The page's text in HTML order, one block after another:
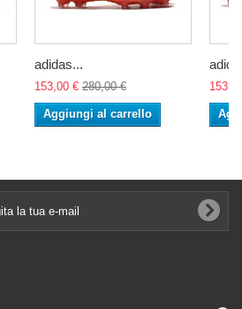
adidas...
153,00 € 280,00 €
Aggiungi al carrello